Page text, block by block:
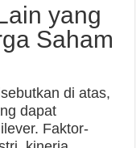
yang
Saham
di atas,
dapat
Faktor-